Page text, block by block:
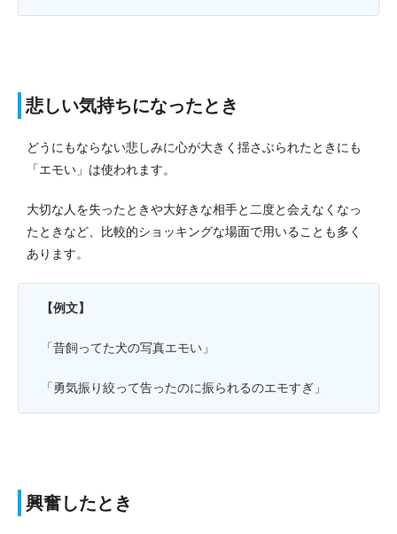
悲しい気持ちになったとき
どうにもならない悲しみに心が大きく揺さぶられたときにも
「エモい」は使われます。
大切な人を失ったときや大好きな相手と二度と会えなくなっ
たときなど、比較的ショッキングな場面で用いることも多く
あります。
【例文】
「昔飼ってた犬の写真エモい」
「勇気振り絞って告ったのに振られるのエモすぎ」
興奮したとき